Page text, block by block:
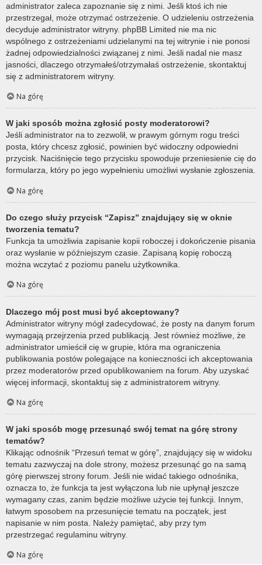
administrator zaleca zapoznanie się z nimi. Jeśli ktoś ich nie
przestrzegał, może otrzymać ostrzeżenie. O udzieleniu ostrzeżenia
decyduje administrator witryny. phpBB Limited nie ma nic
wspólnego z ostrzeżeniami udzielanymi na tej witrynie i nie ponosi
żadnej odpowiedzialności związanej z nimi. Jeśli nadal nie masz
jasności, dlaczego otrzymałeś/otrzymałaś ostrzeżenie, skontaktuj
się z administratorem witryny.
Na górę
W jaki sposób można zgłosić posty moderatorowi?
Jeśli administrator na to zezwolił, w prawym górnym rogu treści
posta, który chcesz zgłosić, powinien być widoczny odpowiedni
przycisk. Naciśnięcie tego przycisku spowoduje przeniesienie cię do
formularza, który po jego wypełnieniu umożliwi wysłanie zgłoszenia.
Na górę
Do czego służy przycisk “Zapisz” znajdujący się w oknie
tworzenia tematu?
Funkcja ta umożliwia zapisanie kopii roboczej i dokończenie pisania
oraz wysłanie w późniejszym czasie. Zapisaną kopię roboczą
można wczytać z poziomu panelu użytkownika.
Na górę
Dlaczego mój post musi być akceptowany?
Administrator witryny mógł zadecydować, że posty na danym forum
wymagają przejrzenia przed publikacją. Jest również możliwe, że
administrator umieścił cię w grupie, która ma ograniczenia
publikowania postów polegające na konieczności ich akceptowania
przez moderatorów przed opublikowaniem na forum. Aby uzyskać
więcej informacji, skontaktuj się z administratorem witryny.
Na górę
W jaki sposób mogę przesunąć swój temat na górę strony
tematów?
Klikając odnośnik “Przesuń temat w górę”, znajdujący się w widoku
tematu zazwyczaj na dole strony, możesz przesunąć go na samą
górę pierwszej strony forum. Jeśli nie widać takiego odnośnika,
oznacza to, że funkcja ta jest wyłączona lub nie upłynął jeszcze
wymagany czas, zanim będzie możliwe użycie tej funkcji. Innym,
łatwym sposobem na przesunięcie tematu na początek, jest
napisanie w nim posta. Należy pamiętać, aby przy tym
przestrzegać regulaminu witryny.
Na górę